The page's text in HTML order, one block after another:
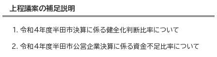
上程議案の補足説明
令和4年度半田市決算に係る健全化判断比率について
令和4年度半田市公営企業決算に係る資金不足比率について